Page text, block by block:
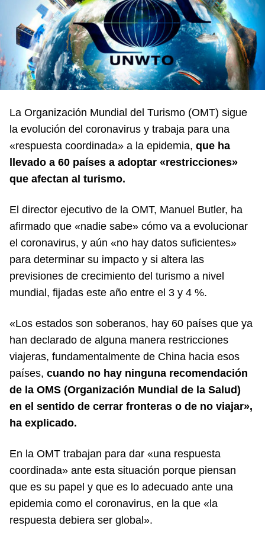
La Organización Mundial del Turismo (OMT) sigue
la evolución del coronavirus y trabaja para una
«respuesta coordinada» a la epidemia, que ha
llevado a 60 países a adoptar «restricciones»
que afectan al turismo.
El director ejecutivo de la OMT, Manuel Butler, ha
afirmado que «nadie sabe» cómo va a evolucionar
el coronavirus, y aún «no hay datos suficientes»
para determinar su impacto y si altera las
previsiones de crecimiento del turismo a nivel
mundial, fijadas este año entre el 3 y 4 %.
«Los estados son soberanos, hay 60 países que ya
han declarado de alguna manera restricciones
viajeras, fundamentalmente de China hacia esos
países, cuando no hay ninguna recomendación
de la OMS (Organización Mundial de la Salud)
en el sentido de cerrar fronteras o de no viajar»,
ha explicado.
En la OMT trabajan para dar «una respuesta
coordinada» ante esta situación porque piensan
que es su papel y que es lo adecuado ante una
epidemia como el coronavirus, en la que «la
respuesta debiera ser global».